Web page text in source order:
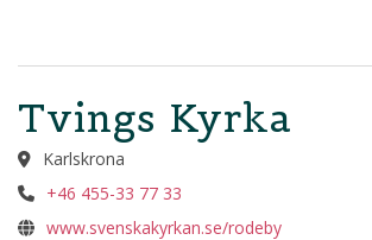
Tvings Kyrka
Karlskrona
+46 455-33 77 33
www.svenskakyrkan.se/rodeby